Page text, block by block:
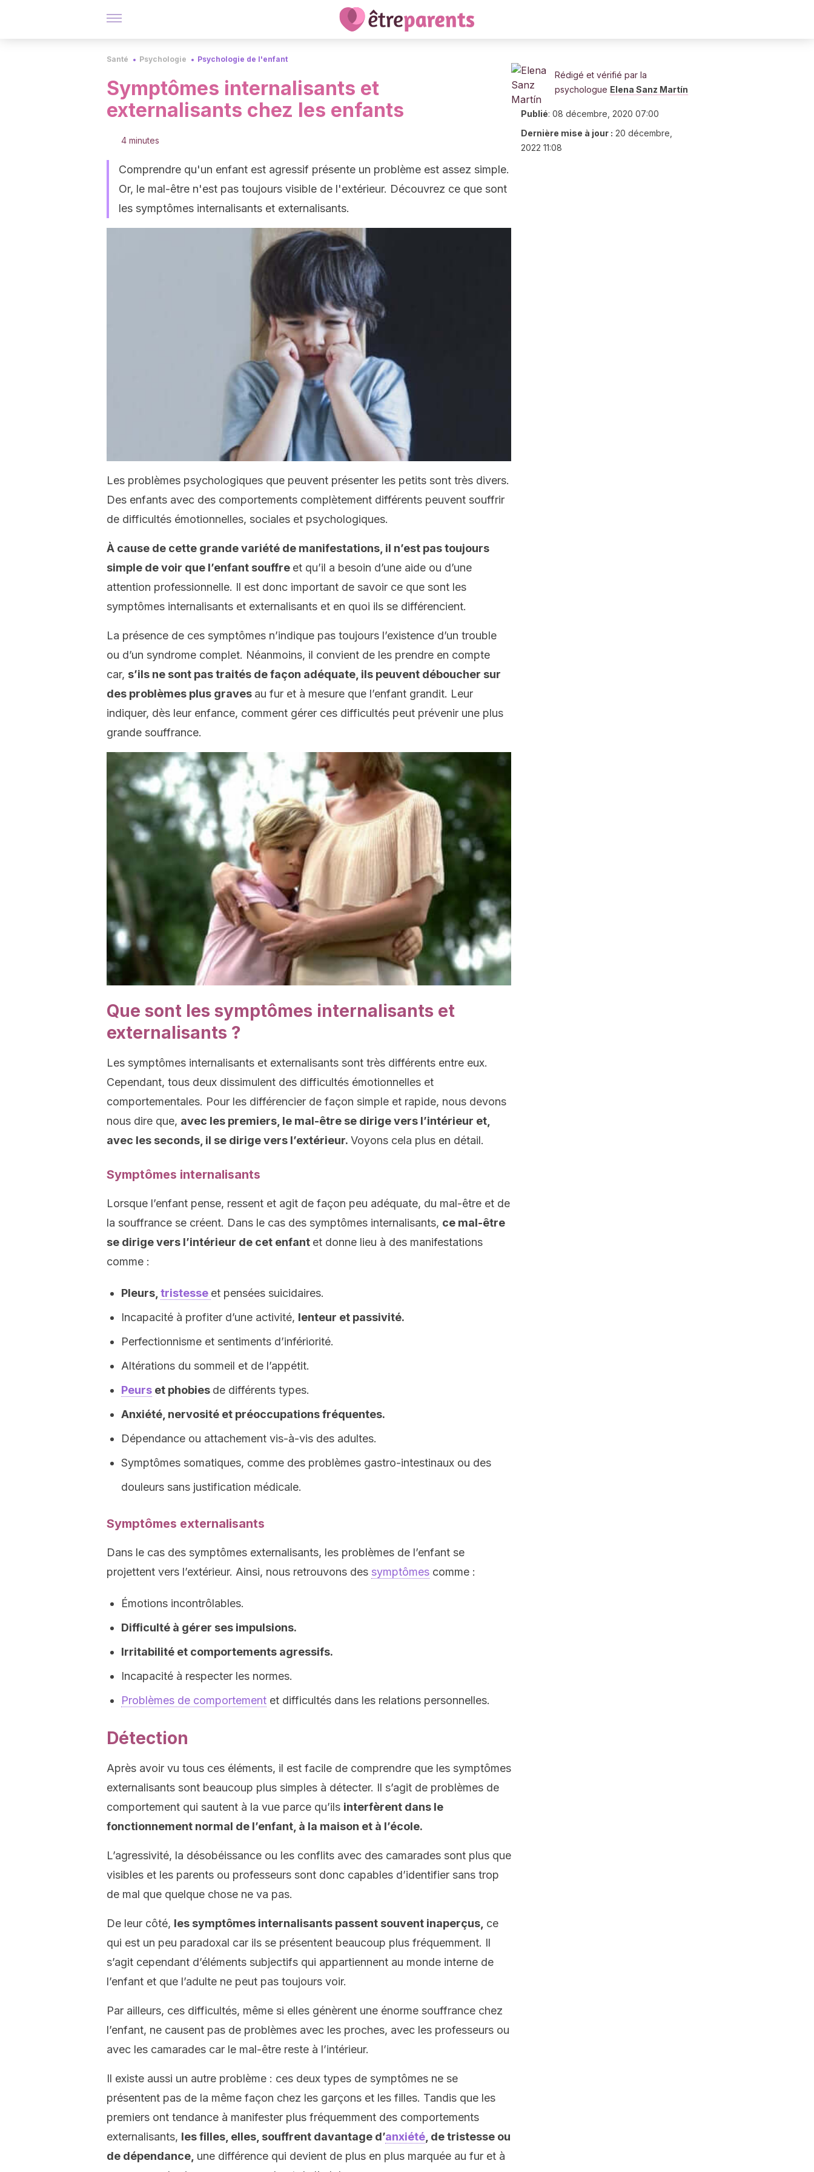
Santé Psychologie Psychologie de l'enfant
Symptômes internalisants et
externalisants chez les enfants
4 minutes
Comprendre qu'un enfant est agressif présente un problème est assez simple.
Or, le mal-être n'est pas toujours visible de l'extérieur. Découvrez ce que sont
les symptômes internalisants et externalisants.
Les problèmes psychologiques que peuvent présenter les petits sont très divers.
Des enfants avec des comportements complètement différents peuvent souffrir
de difficultés émotionnelles, sociales et psychologiques.
À cause de cette grande variété de manifestations, il n’est pas toujours
simple de voir que l’enfant souffre et qu’il a besoin d’une aide ou d’une
attention professionnelle. Il est donc important de savoir ce que sont les
symptômes internalisants et externalisants et en quoi ils se différencient.
La présence de ces symptômes n’indique pas toujours l’existence d’un trouble
ou d’un syndrome complet. Néanmoins, il convient de les prendre en compte
car, s’ils ne sont pas traités de façon adéquate, ils peuvent déboucher sur
des problèmes plus graves au fur et à mesure que l’enfant grandit. Leur
indiquer, dès leur enfance, comment gérer ces difficultés peut prévenir une plus
grande souffrance.
Que sont les symptômes internalisants et
externalisants ?
Les symptômes internalisants et externalisants sont très différents entre eux.
Cependant, tous deux dissimulent des difficultés émotionnelles et
comportementales. Pour les différencier de façon simple et rapide, nous devons
nous dire que, avec les premiers, le mal-être se dirige vers l’intérieur et,
avec les seconds, il se dirige vers l’extérieur. Voyons cela plus en détail.
Symptômes internalisants
Lorsque l’enfant pense, ressent et agit de façon peu adéquate, du mal-être et de
la souffrance se créent. Dans le cas des symptômes internalisants, ce mal-être
se dirige vers l’intérieur de cet enfant et donne lieu à des manifestations
comme :
Pleurs, tristesse et pensées suicidaires.
Incapacité à profiter d’une activité, lenteur et passivité.
Perfectionnisme et sentiments d’infériorité.
Altérations du sommeil et de l’appétit.
Peurs et phobies de différents types.
Anxiété, nervosité et préoccupations fréquentes.
Dépendance ou attachement vis-à-vis des adultes.
Symptômes somatiques, comme des problèmes gastro-intestinaux ou des
douleurs sans justification médicale.
Symptômes externalisants
Dans le cas des symptômes externalisants, les problèmes de l’enfant se
projettent vers l’extérieur. Ainsi, nous retrouvons des symptômes comme :
Émotions incontrôlables.
Difficulté à gérer ses impulsions.
Irritabilité et comportements agressifs.
Incapacité à respecter les normes.
Problèmes de comportement et difficultés dans les relations personnelles.
Détection
Après avoir vu tous ces éléments, il est facile de comprendre que les symptômes
externalisants sont beaucoup plus simples à détecter. Il s’agit de problèmes de
comportement qui sautent à la vue parce qu’ils interfèrent dans le
fonctionnement normal de l’enfant, à la maison et à l’école.
L’agressivité, la désobéissance ou les conflits avec des camarades sont plus que
visibles et les parents ou professeurs sont donc capables d’identifier sans trop
de mal que quelque chose ne va pas.
De leur côté, les symptômes internalisants passent souvent inaperçus, ce
qui est un peu paradoxal car ils se présentent beaucoup plus fréquemment. Il
s’agit cependant d’éléments subjectifs qui appartiennent au monde interne de
l’enfant et que l’adulte ne peut pas toujours voir.
Par ailleurs, ces difficultés, même si elles génèrent une énorme souffrance chez
l’enfant, ne causent pas de problèmes avec les proches, avec les professeurs ou
avec les camarades car le mal-être reste à l’intérieur.
Il existe aussi un autre problème : ces deux types de symptômes ne se
présentent pas de la même façon chez les garçons et les filles. Tandis que les
premiers ont tendance à manifester plus fréquemment des comportements
externalisants, les filles, elles, souffrent davantage d’anxiété , de tristesse ou
de dépendance, une différence qui devient de plus en plus marquée au fur et à
Rédigé et vérifié par la
psychologue Elena Sanz Martín
Publié: 08 décembre, 2020 07:00
Dernière mise à jour : 20 décembre,
2022 11:08